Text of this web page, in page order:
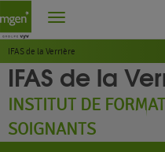
La Verrière
IFAS de la Verrière
IFAS de la
INSTITUT DE
SOIGNANTS